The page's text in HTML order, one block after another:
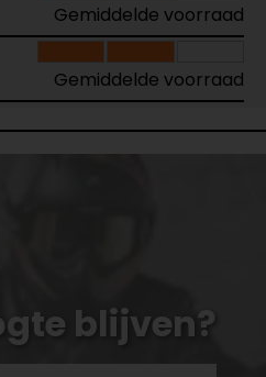
Gemiddelde voorraad
Gemiddelde voorraad
blijven?